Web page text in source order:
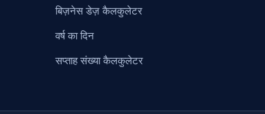
बिज़नेस डेज़ कैलकुलेटर
वर्ष का दिन
सप्ताह संख्या कैलकुलेटर